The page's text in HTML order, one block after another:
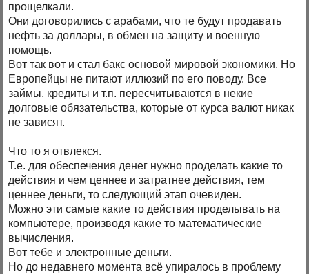
прощелкали.
Они договорились с арабами, что те будут продавать
нефть за доллары, в обмен на защиту и военную
помощь.
Вот так вот и стал бакс основой мировой экономики. Но
Европейцы не питают иллюзий по его поводу. Все
займы, кредиты и т.п. пересчитываются в некие
долговые обязательства, которые от курса валют никак
не зависят.
Что то я отвлекся.
Т.е. для обеспечения денег нужно проделать какие то
действия и чем ценнее и затратнее действия, тем
ценнее деньги, то следующий этап очевиден.
Можно эти самые какие то действия проделывать на
компьютере, производя какие то математические
вычисления.
Вот тебе и электронные деньги.
Но до недавнего момента всё упиралось в проблему